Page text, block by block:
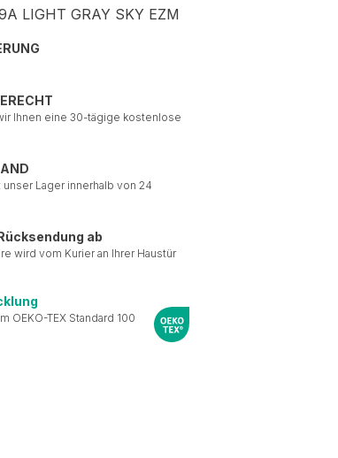
LIGHT GRAY SKY EZM
Ihnen eine 30-tägige kostenlose
Lager innerhalb von 24
ab
wird vom Kurier an Ihrer Haustür
OEKO-TEX Standard 100